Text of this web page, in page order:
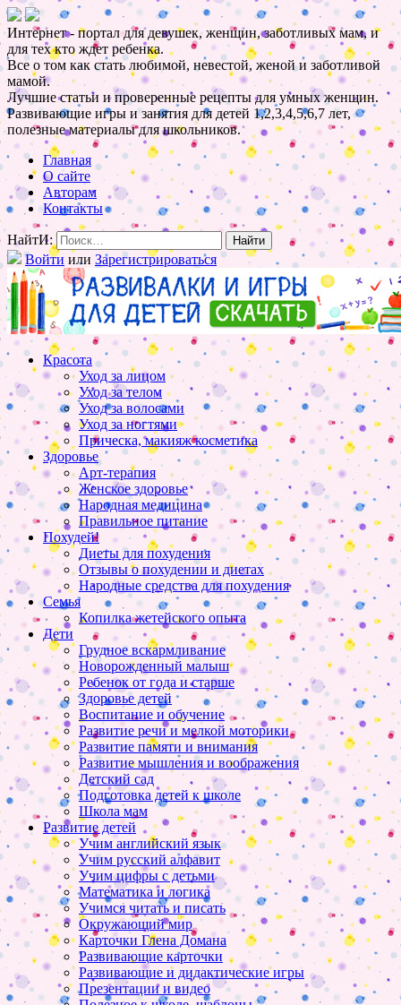
Интернет - портал для девушек, женщин, заботливых мам, и
для тех кто ждет ребенка.
Все о том как стать любимой, невестой, женой и заботливой
мамой.
Лучшие статьи и проверенные рецепты для умных женщин.
Развивающие игры и занятия для детей 1,2,3,4,5,6,7 лет,
полезные материалы для школьников.
Главная
О сайте
Авторам
Контакты
НайтИ:
Войти или Зарегистрироваться
Красота
Уход за лицом
Уход за телом
Уход за волосами
Уход за ногтями
Прическа, макияж косметика
Здоровье
Арт-терапия
Женское здоровье
Народная медицина
Правильное питание
Похудей!
Диеты для похудения
Отзывы о похудении и диетах
Народные средства для похудения
Семья
Копилка жетейского опыта
Дети
Грудное вскармливание
Новорожденный малыш
Ребенок от года и старше
Здоровье детей
Воспитание и обучение
Развитие речи и мелкой моторики
Развитие памяти и внимания
Развитие мышления и воображения
Детский сад
Подготовка детей к школе
Школа мам
Развитие детей
Учим английский язык
Учим русский алфавит
Учим цифры с детьми
Математика и логика
Учимся читать и писать
Окружающий мир
Карточки Глена Домана
Развивающие карточки
Развивающие и дидактические игры
Презентации и видео